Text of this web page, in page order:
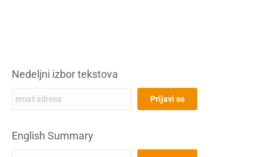
Nedeljni izbor tekstova
English Summary